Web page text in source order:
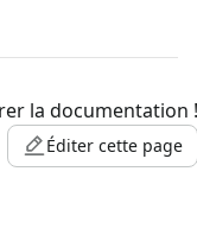
la documentation !
Éditer cette page